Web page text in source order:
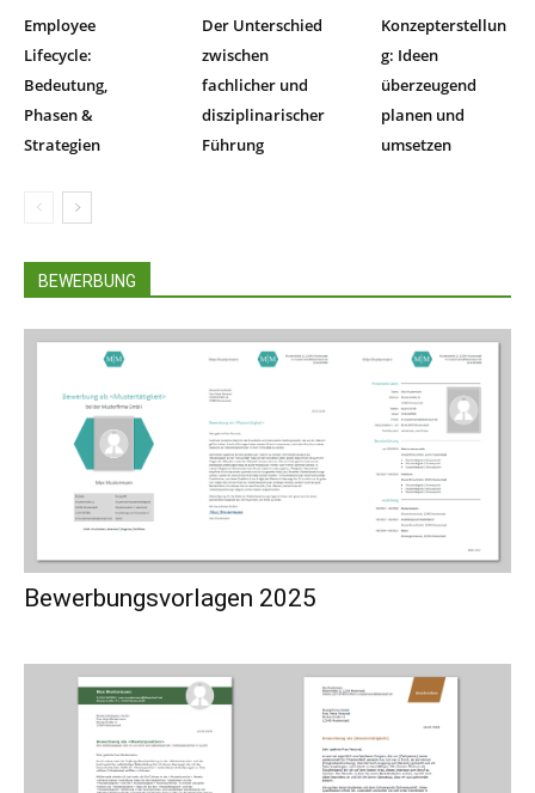
Employee
Lifecycle:
Bedeutung,
Phasen &
Strategien
Der Unterschied
zwischen
fachlicher und
disziplinarischer
Führung
Konzepterstellun
g: Ideen
überzeugend
planen und
umsetzen
BEWERBUNG
Bewerbungsvorlagen 2025